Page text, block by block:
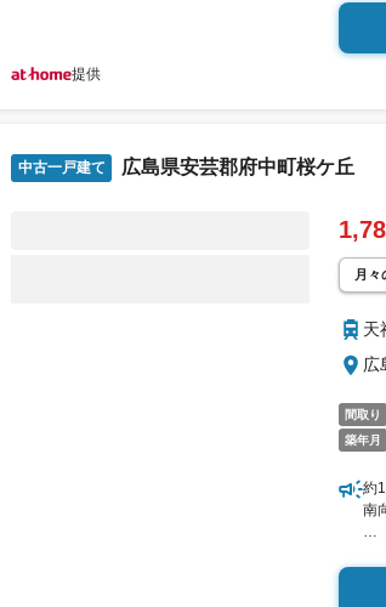
提供
中古一戸建て 広島県安芸郡府中町桜ケ丘
月々
天
広
間取り
築年月
約
南